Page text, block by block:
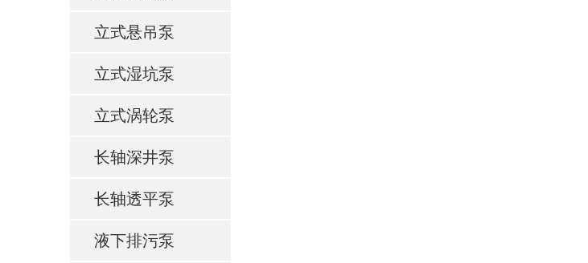
立式悬吊泵
立式湿坑泵
立式涡轮泵
长轴深井泵
长轴透平泵
液下排污泵